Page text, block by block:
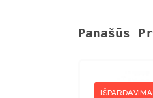
Panašūs